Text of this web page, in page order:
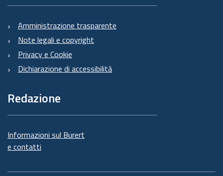
Amministrazione trasparente
Note legali e copyright
Privacy e Cookie
Dichiarazione di accessibilità
Redazione
Informazioni sul Burert
e contatti